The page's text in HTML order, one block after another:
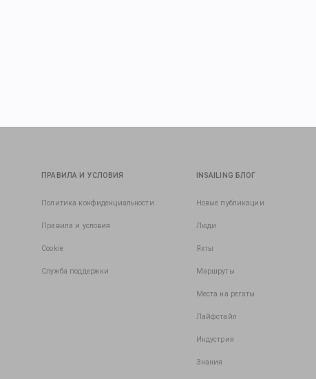
ПРАВИЛА И УСЛОВИЯ
Политика конфиденциальности
Правила и условия
Cookie
Служба поддержки
INSAILING БЛОГ
Новые публикации
Люди
Яхты
Маршруты
Места на регаты
Лайфстайл
Индустрия
Знания